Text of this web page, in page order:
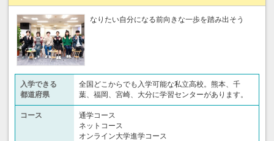
なりたい自分になる前向きな一歩を踏み出そう
入学できる
都道府県
全国どこからでも入学可能な私立高校。熊本、千
葉、福岡、宮崎、大分に学習センターがあります。
コース
通学コース
ネットコース
オンライン大学進学コース